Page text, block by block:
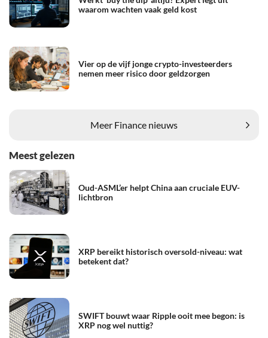
waarom wachten vaak geld kost
Vier op de vijf jonge crypto-investeerders
nemen meer risico door geldzorgen
Meer Finance nieuws
Meest gelezen
Oud-ASML’er helpt China aan cruciale EUV-
lichtbron
XRP bereikt historisch oversold-niveau: wat
betekent dat?
SWIFT bouwt waar Ripple ooit mee begon: is
XRP nog wel nuttig?